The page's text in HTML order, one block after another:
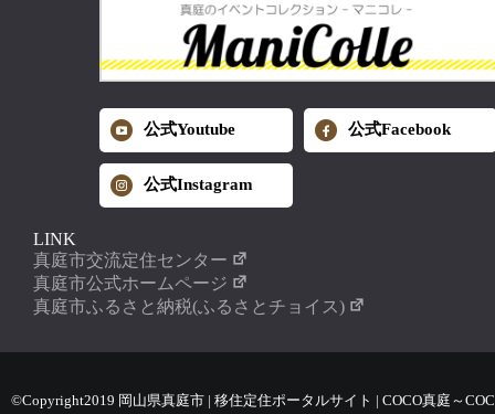
公式Youtube 公式Facebook
公式Instagram
LINK
真庭市交流定住センター
真庭市公式ホームページ
真庭市ふるさと納税(ふるさとチョイス)
©Copyright2019 岡山県真庭市 | 移住定住ポータルサイト | COCO真庭～